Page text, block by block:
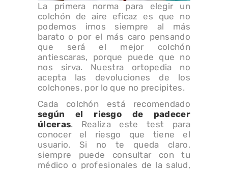
La primera norma para elegir un
colchón de aire eficaz es que no
podemos irnos siempre al más
barato o por el más caro pensando
que será el mejor colchón
antiescaras, porque puede que no
nos sirva. Nuestra ortopedia no
acepta las devoluciones de los
colchones, por lo que no precipites.
Cada colchón está recomendado
según el riesgo de padecer
úlceras. Realiza este test para
conocer el riesgo que tiene el
usuario. Si no te queda claro,
siempre puede consultar con tu
médico o profesionales de la salud,